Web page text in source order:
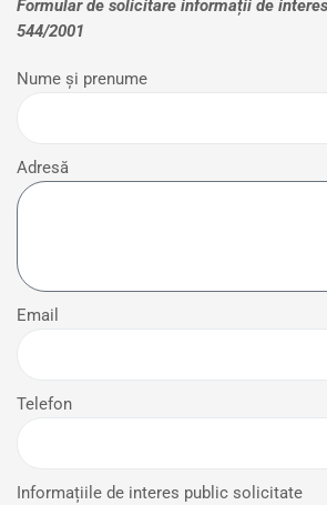
Formular de solicitare informații de
544/2001
Nume și prenume
Adresă
Email
Telefon
Informațiile de interes public solicitate